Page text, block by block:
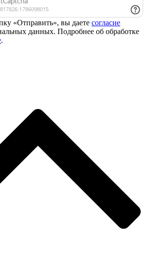
«Отправить», вы даете согласие
данных. Подробнее об обработке
.